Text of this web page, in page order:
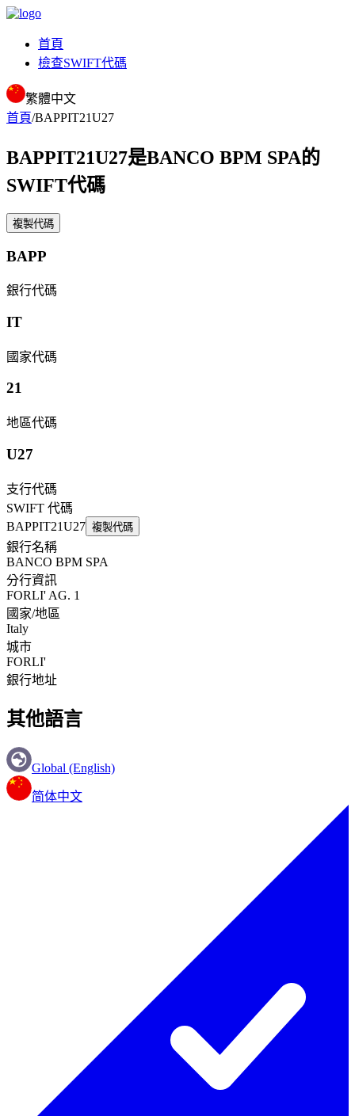
首頁
檢查SWIFT代碼
繁體中文
首頁/BAPPIT21U27
BAPPIT21U27是BANCO BPM SPA的
SWIFT代碼
複製代碼
BAPP
銀行代碼
IT
國家代碼
21
地區代碼
U27
支行代碼
SWIFT 代碼
BAPPIT21U27 複製代碼
銀行名稱
BANCO BPM SPA
分行資訊
FORLI' AG. 1
國家/地區
Italy
城市
FORLI'
銀行地址
其他語言
Global (English)
简体中文